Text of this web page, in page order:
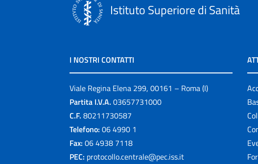
Istituto Superiore di Sanità
I NOSTRI CONTATTI
Viale Regina Elena 299, 00161 – Roma (I)
Partita I.V.A. 03657731000
C.F. 80211730587
Telefono: 06 4990 1
Fax: 06 4938 7118
PEC: protocollo.centrale@pec.iss.it